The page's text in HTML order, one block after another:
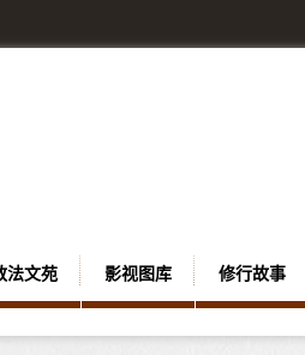
法文苑 影视图库 修行故事